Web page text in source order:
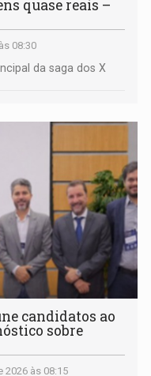
quase reais –
08:30
da saga dos X
candidatos ao
sobre
2026 às 08:15